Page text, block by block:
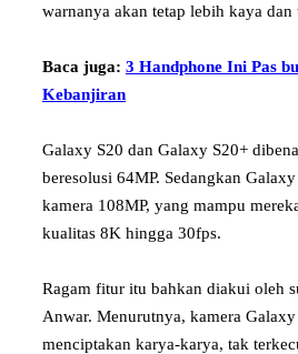
warnanya akan tetap lebih kaya dan
Baca juga: 3 Handphone Ini Pas
Kebanjiran
Galaxy S20 dan Galaxy S20+
beresolusi 64MP. Sedangkan
kamera 108MP, yang mampu
kualitas 8K hingga 30fps.
Ragam fitur itu bahkan diakui oleh
Anwar. Menurutnya, kamera
menciptakan karya-karya, tak